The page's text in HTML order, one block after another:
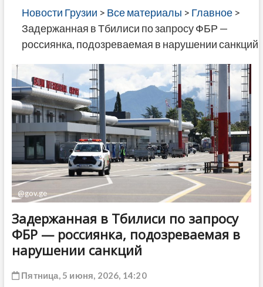
САЙТЕ
n
B
t
o
n
Новости Грузии > Все материалы > Главное>
Задержанная в Тбилиси по запросу ФБР —
россиянка, подозреваемая в нарушении санкций
@gov.ge
Задержанная в Тбилиси по запросу
ФБР — россиянка, подозреваемая в
нарушении санкций
Пятница, 5 июня, 2026, 14:20